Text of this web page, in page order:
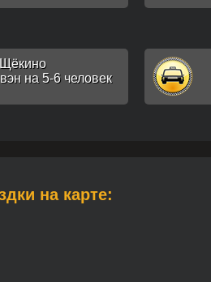
Щёкино
на 5-6 человек
на карте: